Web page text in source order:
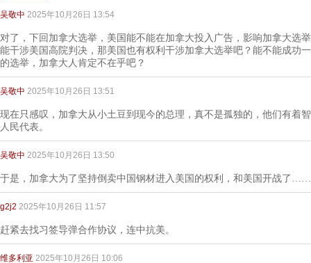
吴敬中 2025年10月26日 13:54
对了，下回加拿大选举，美国能不能在加拿大投入广告，影响加拿大选
能干涉美国高院判决，那美国也有权利干涉加拿大选举吧？能不能成功
的选举，加拿大人肯定不在乎吧？
吴敬中 2025年10月26日 13:51
现在只感叹，加拿大从小土豆到现今的总理，真不是孤独的，他们有着
人民代表。
吴敬中 2025年10月26日 13:50
于是，加拿大为了坚持倒卖中国钢材进入美国的权利，和美国开战了
g2j2 2025年10月26日 11:57
赶紧去找习签导弹合作协议，连中抗美。
维多利亚 2025年10月26日 10:06